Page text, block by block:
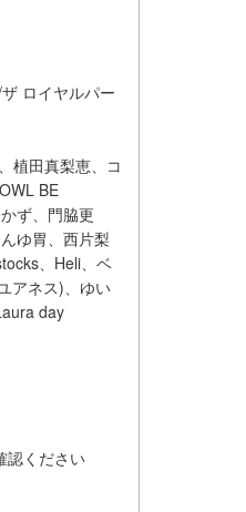
ロイヤルパー
植田真梨恵、コ
BE
ず、門脇更
ゆ胃、西片梨
、Heli、ベ
アネス)、ゆい
day
認ください